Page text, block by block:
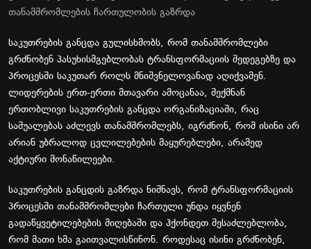
თანამშრომლების ჩართულობის გაზრდა
საკუთრების განცდა გულისხმობს, რომ თანამშრომლები
გრძნობენ პასუხისმგებლობას ტრანსფორმაციის შედეგებზე და
პროცესში საკუთარ როლს მნიშვნელოვანად აღიქვამენ.
ლიდერების ერთ-ერთი მთავარი ამოცანაა, შექმნან
ერთობლივი საკუთრების განცდა ორგანიზაციაში, რაც
საშუალებას აძლევს თანამშრომლებს, იგრძნონ, რომ ისინი არ
არიან უბრალოდ ცვლილებების მაყურებლები, არამედ
აქტიური მონაწილეები.
საკუთრების განცდის გაზრდა ნიშნავს, რომ ტრანსფორმაციის
პროცესში თანამშრომლები ჩართული უნდა იყვნენ
გადაწყვეტილებების მიღებაში და ჰქონდეთ შესაძლებლობა,
რომ მათი ხმა გაითვალისწინონ. როდესაც ისინი გრძნობენ,